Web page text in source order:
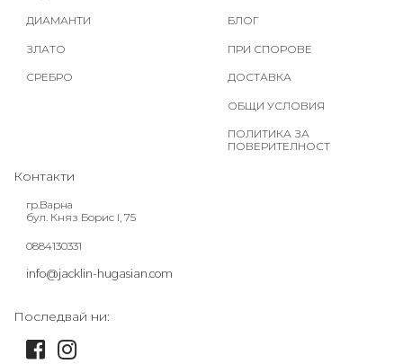
ДИАМАНТИ
ЗЛАТО
СРЕБРО
БЛОГ
ПРИ СПОРОВЕ
ДОСТАВКА
ОБЩИ УСЛОВИЯ
ПОЛИТИКА ЗА
ПОВЕРИТЕЛНОСТ
Контакти
гр.Варна
бул. Княз Борис I, 75
0884130331
info@jacklin-hugasian.com
Последвай ни: